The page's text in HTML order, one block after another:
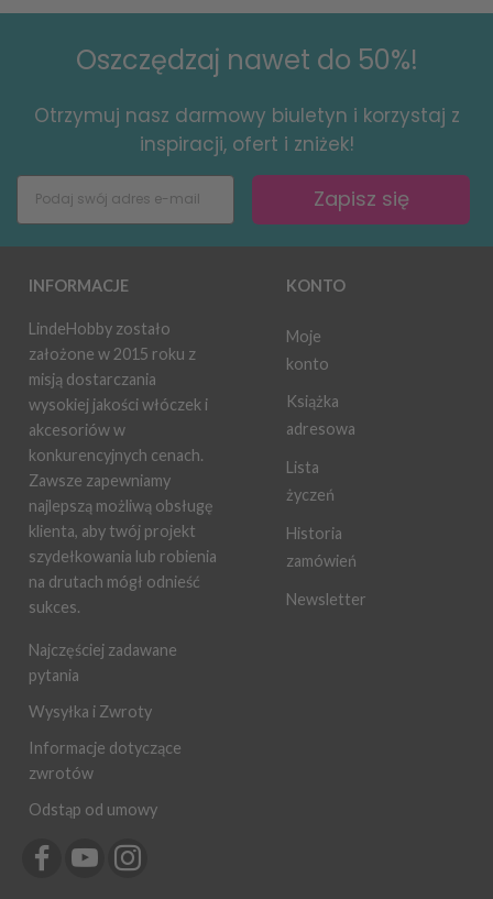
Oszczędzaj nawet do 50%!
Otrzymuj nasz darmowy biuletyn i korzystaj z
inspiracji, ofert i zniżek!
Zapisz się
INFORMACJE
LindeHobby zostało
założone w 2015 roku z
misją dostarczania
wysokiej jakości włóczek i
akcesoriów w
konkurencyjnych cenach.
Zawsze zapewniamy
najlepszą możliwą obsługę
klienta, aby twój projekt
szydełkowania lub robienia
na drutach mógł odnieść
sukces.
Najczęściej zadawane
pytania
Wysyłka i Zwroty
Informacje dotyczące
zwrotów
Odstąp od umowy
KONTO
Moje
konto
Książka
adresowa
Lista
życzeń
Historia
zamówień
Newsletter